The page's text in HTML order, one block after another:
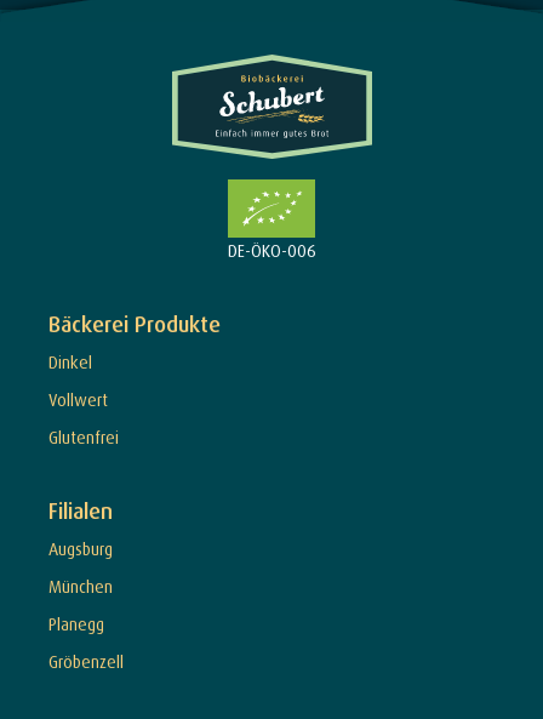
DE-ÖKO-006
Bäckerei Produkte
Dinkel
Vollwert
Glutenfrei
Filialen
Augsburg
München
Planegg
Gröbenzell